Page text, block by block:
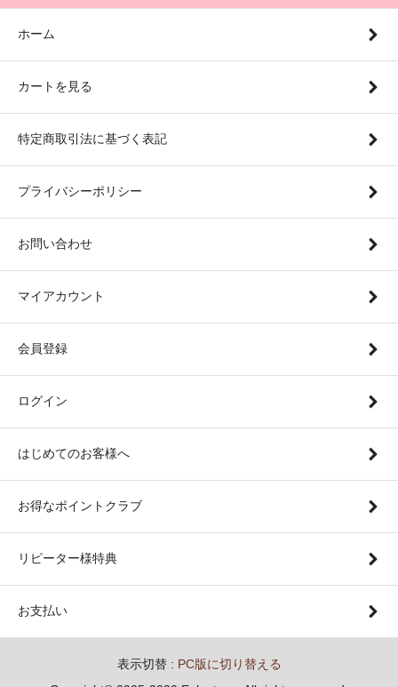
ホーム
カートを見る
特定商取引法に基づく表記
プライバシーポリシー
お問い合わせ
マイアカウント
会員登録
ログイン
はじめてのお客様へ
お得なポイントクラブ
リピーター様特典
お支払い
表示切替 : PC版に切り替える